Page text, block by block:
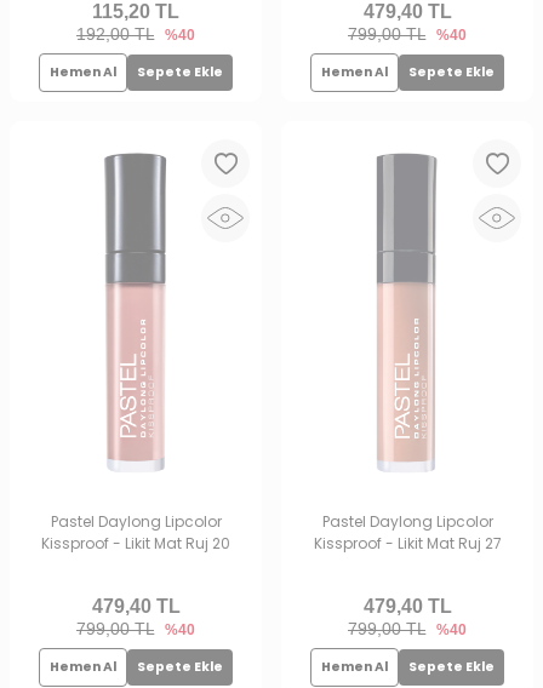
192,00 TL %40
115,20 TL
Hemen Al Sepete Ekle
799,00 TL %40
479,40TL
Hemen Al Sepete Ekle
Pastel Daylong Lipcolor
Kissproof - Likit Mat Ruj 20
799,00 TL %40
479,40TL
Hemen Al Sepete Ekle
Pastel Daylong Lipcolor
Kissproof - Likit Mat Ruj 27
799,00 TL %40
479,40TL
Hemen Al Sepete Ekle